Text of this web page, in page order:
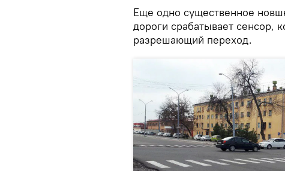
Еще одно существенное
дороги срабатывает сенсор,
разрешающий переход.